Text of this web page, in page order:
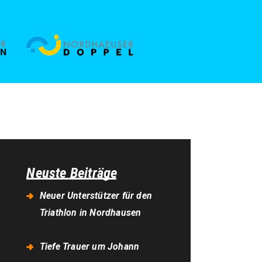
Neuste Beiträge
Neuer Unterstützer für den
Triathlon in Nordhausen
Tiefe Trauer um Johann